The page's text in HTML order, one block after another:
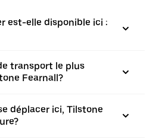
est-elle disponible ici :
transport le plus
Fearnall?
déplacer ici, Tilstone